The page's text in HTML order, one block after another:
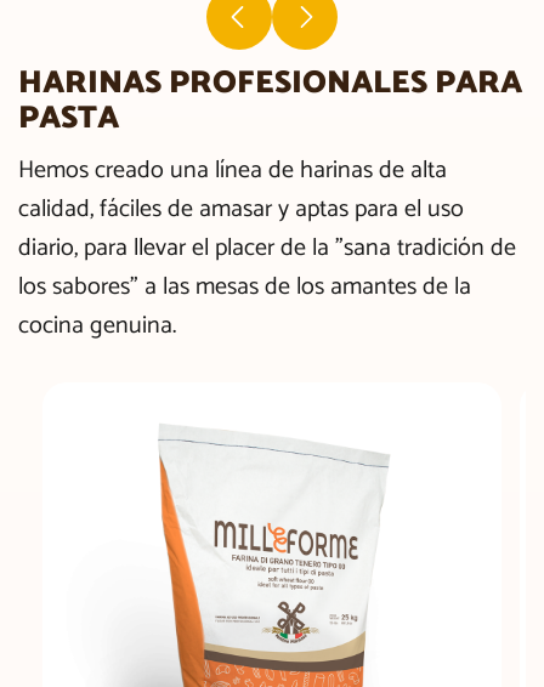
HARINAS PROFESIONALES PARA
PASTA
Hemos creado una línea de harinas de alta
calidad, fáciles de amasar y aptas para el uso
diario, para llevar el placer de la "sana tradición de
los sabores" a las mesas de los amantes de la
cocina genuina.